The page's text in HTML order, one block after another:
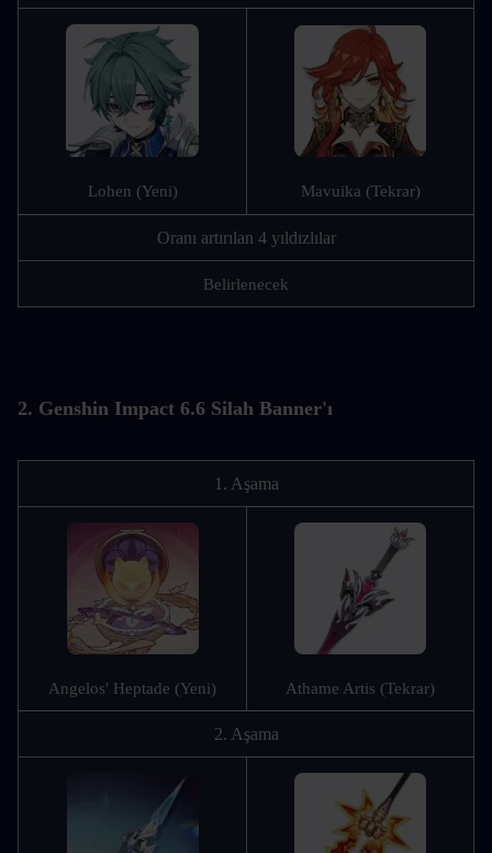
Lohen (Yeni) Mavuika (Tekrar)
Oranı artırılan 4 yıldızlılar
Belirlenecek
2. Genshin Impact 6.6 Silah Banner'ı
1. Aşama
Angelos' Heptade (Yeni) Athame Artis (Tekrar)
2. Aşama